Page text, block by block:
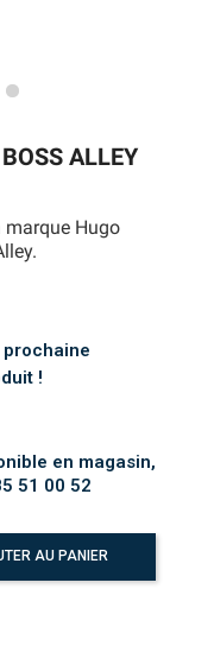
ALLEY
marque Hugo
prochaine
!
en magasin,
51 00 52
AU PANIER